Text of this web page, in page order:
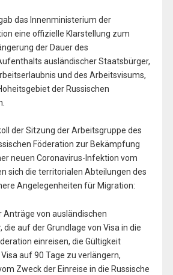
das Innenministerium der
eine offizielle Klarstellung zum
der Dauer des
ausländischer Staatsbürger,
und des Arbeitsvisums,
der Russischen
der Sitzung der Arbeitsgruppe des
Föderation zur Bekämpfung
neuen Coronavirus-Infektion vom
sich die territorialen Abteilungen des
Angelegenheiten für Migration:
Anträge von ausländischen
die auf der Grundlage von Visa in die
einreisen, die Gültigkeit
auf 90 Tage zu verlängern,
Zweck der Einreise in die Russische